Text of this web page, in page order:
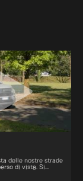
delle nostre strade
di vista. Si